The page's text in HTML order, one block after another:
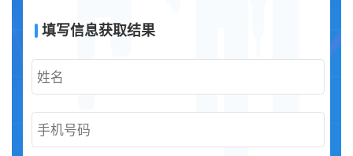
填写信息获取结果